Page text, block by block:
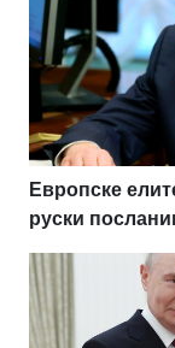
Европске
руски